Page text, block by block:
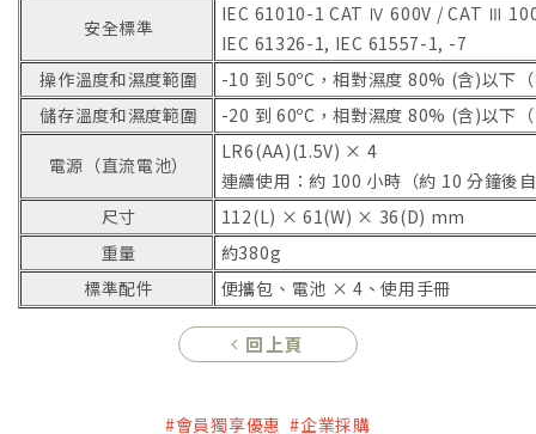
安全標準
IEC 61010-1 CAT Ⅳ 600V / CAT Ⅲ
IEC 61326-1, IEC 61557-1, -7
操作溫度和濕度範圍
-10 到 50ºC，相對濕度 80% (含)以下
儲存溫度和濕度範圍
-20 到 60ºC，相對濕度 80% (含)以下
電源（直流電池）
LR6(AA)(1.5V) × 4
連續使用：約 100 小時（約 10 分鐘後
尺寸
112(L) × 61(W) × 36(D) mm
重量
約380g
標準配件
便攜包、電池 × 4、使用手冊
回上頁
#會員獨享優惠 #企業採購